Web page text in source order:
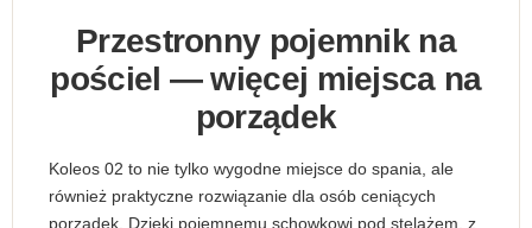
Przestronny pojemnik na
pościel — więcej miejsca na
porządek
Koleos 02 to nie tylko wygodne miejsce do spania, ale
również praktyczne rozwiązanie dla osób ceniących
porządek. Dzięki pojemnemu schowkowi pod stelażem, z